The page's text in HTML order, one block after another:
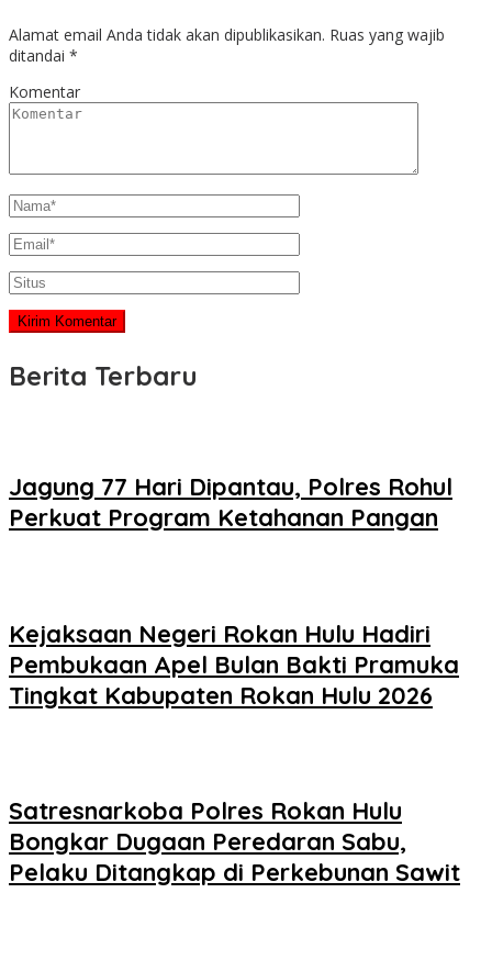
Alamat email Anda tidak akan dipublikasikan. Ruas yang wajib
ditandai *
Komentar
Berita Terbaru
Jagung 77 Hari Dipantau, Polres Rohul
Perkuat Program Ketahanan Pangan
Kejaksaan Negeri Rokan Hulu Hadiri
Pembukaan Apel Bulan Bakti Pramuka
Tingkat Kabupaten Rokan Hulu 2026
Satresnarkoba Polres Rokan Hulu
Bongkar Dugaan Peredaran Sabu,
Pelaku Ditangkap di Perkebunan Sawit